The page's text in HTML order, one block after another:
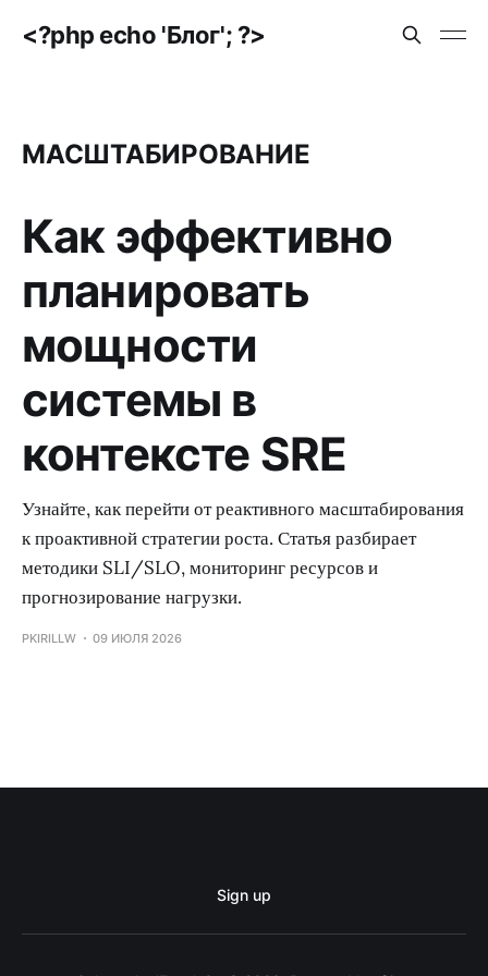
<?php echo 'Блог'; ?>
МАСШТАБИРОВАНИЕ
Как эффективно
планировать
мощности
системы в
контексте SRE
Узнайте, как перейти от реактивного масштабирования
к проактивной стратегии роста. Статья разбирает
методики SLI/SLO, мониторинг ресурсов и
прогнозирование нагрузки.
PKIRILLW 09 ИЮЛЯ 2026
Sign up